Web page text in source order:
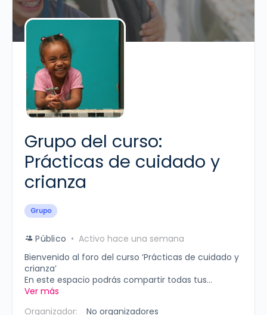
Grupo del curso:
Prácticas de cuidado y
crianza
Grupo
Público
Activo hace una semana
Bienvenido al foro del curso ‘Prácticas de cuidado y
crianza’
En este espacio podrás compartir todas tus...
Ver más
Organizador:
No organizadores